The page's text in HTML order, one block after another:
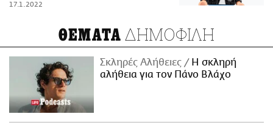
17.1.2022
ΘΕΜΑΤΑ ΔΗΜΟΦΙΛΗ
Σκληρές Αλήθειες
H σκληρή
αλήθεια για τον Πάνο Βλάχο